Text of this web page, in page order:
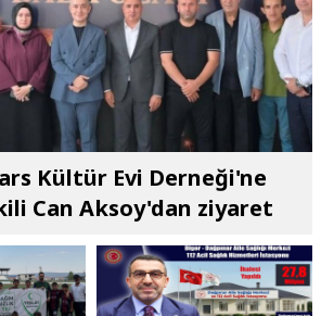
Kültür Evi Derneği'ne
Can Aksoy'dan ziyaret